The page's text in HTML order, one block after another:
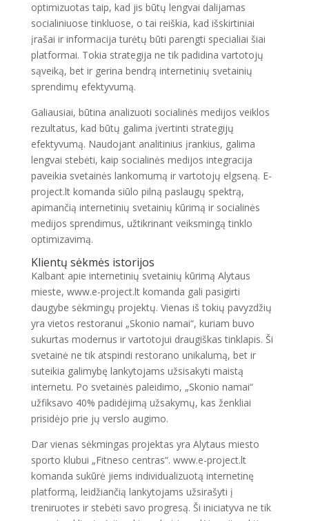
optimizuotas taip, kad jis būtų lengvai dalijamas
socialiniuose tinkluose, o tai reiškia, kad išskirtiniai
įrašai ir informacija turėtų būti parengti specialiai šiai
platformai. Tokia strategija ne tik padidina vartotojų
sąveiką, bet ir gerina bendrą internetinių svetainių
sprendimų efektyvumą.
Galiausiai, būtina analizuoti socialinės medijos veiklos
rezultatus, kad būtų galima įvertinti strategijų
efektyvumą. Naudojant analitinius įrankius, galima
lengvai stebėti, kaip socialinės medijos integracija
paveikia svetainės lankomumą ir vartotojų elgseną. E-
project.lt komanda siūlo pilną paslaugų spektrą,
apimančią internetinių svetainių kūrimą ir socialinės
medijos sprendimus, užtikrinant veiksmingą tinklo
optimizavimą.
Klientų sėkmės istorijos
Kalbant apie internetinių svetainių kūrimą Alytaus
mieste, www.e-project.lt komanda gali pasigirti
daugybe sėkmingų projektų. Vienas iš tokių pavyzdžių
yra vietos restoranui „Skonio namai“, kuriam buvo
sukurtas modernus ir vartotojui draugiškas tinklapis. Ši
svetainė ne tik atspindi restorano unikalumą, bet ir
suteikia galimybę lankytojams užsisakyti maistą
internetu. Po svetainės paleidimo, „Skonio namai“
užfiksavo 40% padidėjimą užsakymų, kas ženkliai
prisidėjo prie jų verslo augimo.
Dar vienas sėkmingas projektas yra Alytaus miesto
sporto klubui „Fitneso centras“. www.e-project.lt
komanda sukūrė jiems individualizuotą internetinę
platformą, leidžiančią lankytojams užsirašyti į
treniruotes ir stebėti savo progresą. Ši iniciatyva ne tik